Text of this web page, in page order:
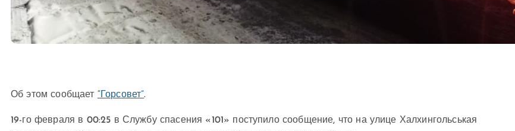
Об этом сообщает “Горсовет”.
19-го февраля в 00:25 в Службу спасения «101» поступило сообщение, что на улице Халхингольськая